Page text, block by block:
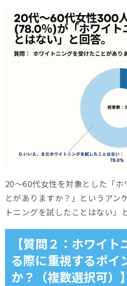
20～60代女性を対象とした「
とがありますか？」というアン
トニングを試したことはない」
【質問２：ホワイ
る際に重視するポイ
か？（複数選択可）】